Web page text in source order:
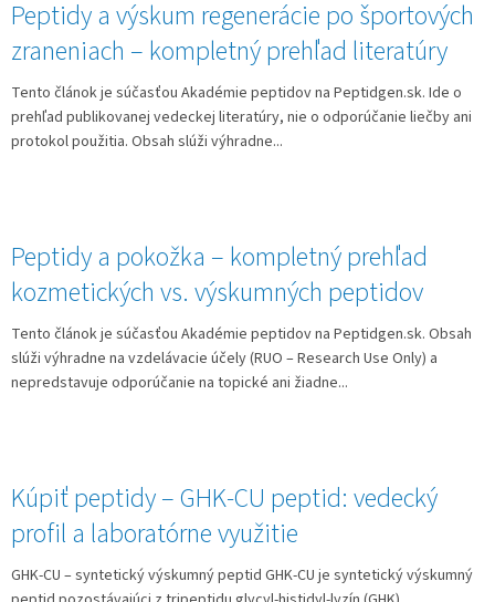
Peptidy a výskum regenerácie po športových
zraneniach – kompletný prehľad literatúry
Tento článok je súčasťou Akadémie peptidov na Peptidgen.sk. Ide o
prehľad publikovanej vedeckej literatúry, nie o odporúčanie liečby ani
protokol použitia. Obsah slúži výhradne...
Peptidy a pokožka – kompletný prehľad
kozmetických vs. výskumných peptidov
Tento článok je súčasťou Akadémie peptidov na Peptidgen.sk. Obsah
slúži výhradne na vzdelávacie účely (RUO – Research Use Only) a
nepredstavuje odporúčanie na topické ani žiadne...
Kúpiť peptidy – GHK‑CU peptid: vedecký
profil a laboratórne využitie
GHK‑CU – syntetický výskumný peptid GHK‑CU je syntetický výskumný